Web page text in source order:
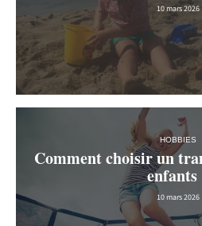
10 mars 2026
HOBBIES
Comment choisir un
enfants
10 mars 2026